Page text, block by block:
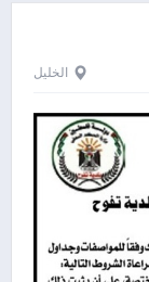
الخليل